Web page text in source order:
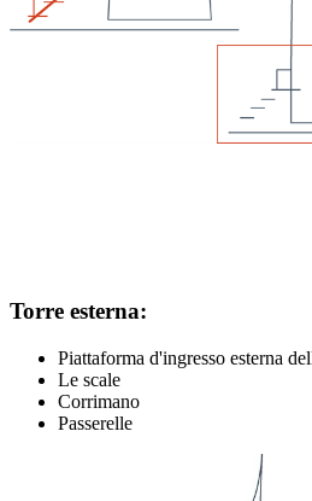
Torre esterna:
Piattaforma d'ingresso esterna
Le scale
Corrimano
Passerelle